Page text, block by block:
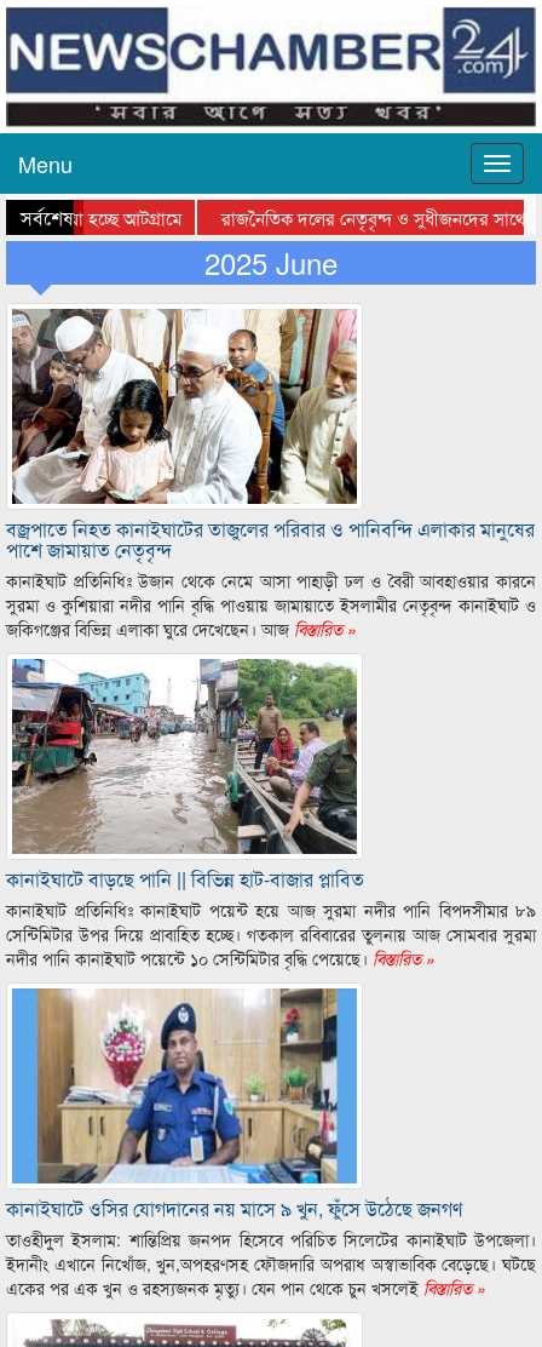
Menu
সর্বশেষহচ্ছে আটগ্রামে
রাজনৈতিক দলের নেতৃবৃন্দ ও সুধীজনদের সাথে
সিলেটে বাংলাদেশ গ্রুপ থিয়েটার ফেডারেশানের
2025 June
বজ্রপাতে নিহত কানাইঘাটের তাজুলের পরিবার ও পানিবন্দি এলাকার মানুষের
পাশে জামায়াত নেতৃবৃন্দ
কানাইঘাট প্রতিনিধিঃ উজান থেকে নেমে আসা পাহাড়ী ঢল ও বৈরী আবহাওয়ার কারনে
সুরমা ও কুশিয়ারা নদীর পানি বৃদ্ধি পাওয়ায় জামায়াতে ইসলামীর নেতৃবৃন্দ কানাইঘাট ও
জকিগঞ্জের বিভিন্ন এলাকা ঘুরে দেখেছেন। আজ বিস্তারিত »
কানাইঘাটে বাড়ছে পানি || বিভিন্ন হাট-বাজার প্লাবিত
কানাইঘাট প্রতিনিধিঃ কানাইঘাট পয়েন্ট হয়ে আজ সুরমা নদীর পানি বিপদসীমার ৮৯
সেন্টিমিটার উপর দিয়ে প্রাবাহিত হচ্ছে। গতকাল রবিবারের তুলনায় আজ সোমবার সুরমা
নদীর পানি কানাইঘাট পয়েন্টে ১০ সেন্টিমিটার বৃদ্ধি পেয়েছে। বিস্তারিত »
কানাইঘাটে ওসির যোগদানের নয় মাসে ৯ খুন, ফুঁসে উঠেছে জনগণ
তাওহীদুল ইসলাম: শান্তিপ্রিয় জনপদ হিসেবে পরিচিত সিলেটের কানাইঘাট উপজেলা।
ইদানীং এখানে নিখোঁজ, খুন,অপহরণসহ ফৌজদারি অপরাধ অস্বাভাবিক বেড়েছে। ঘটছে
একের পর এক খুন ও রহস্যজনক মৃত্যু। যেন পান থেকে চুন খসলেইবিস্তারিত »